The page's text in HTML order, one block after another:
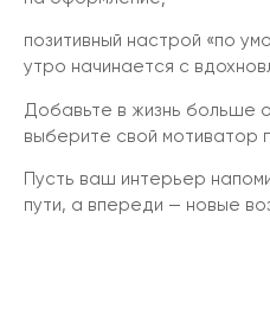
позитивный настрой «по
утро начинается с
Добавьте в жизнь больше
выберите свой мотиватор
Пусть ваш интерьер
пути, а впереди — новые